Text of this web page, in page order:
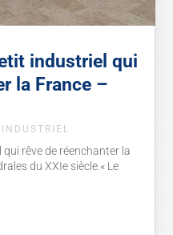
industriel qui
la France –
rêve de réenchanter la
du XXIe siècle.« Le